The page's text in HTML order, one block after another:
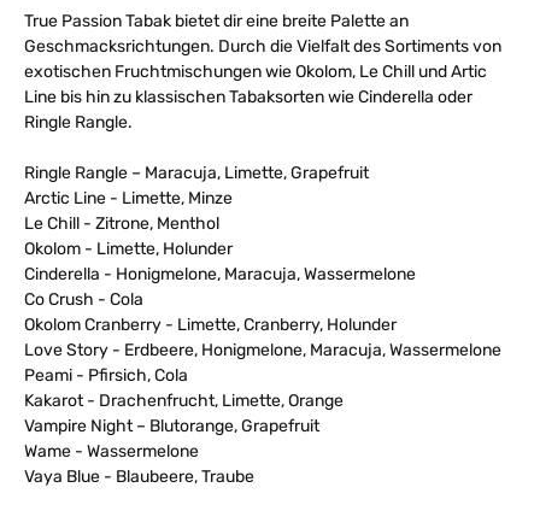
True Passion Tabak bietet dir eine breite Palette an
Geschmacksrichtungen. Durch die Vielfalt des Sortiments von
exotischen Fruchtmischungen wie Okolom, Le Chill und Artic
Line bis hin zu klassischen Tabaksorten wie Cinderella oder
Ringle Rangle.
Ringle Rangle – Maracuja, Limette, Grapefruit
Arctic Line - Limette, Minze
Le Chill - Zitrone, Menthol
Okolom - Limette, Holunder
Cinderella - Honigmelone, Maracuja, Wassermelone
Co Crush - Cola
Okolom Cranberry - Limette, Cranberry, Holunder
Love Story - Erdbeere, Honigmelone, Maracuja, Wassermelone
Peami - Pfirsich, Cola
Kakarot - Drachenfrucht, Limette, Orange
Vampire Night – Blutorange, Grapefruit
Wame - Wassermelone
Vaya Blue - Blaubeere, Traube